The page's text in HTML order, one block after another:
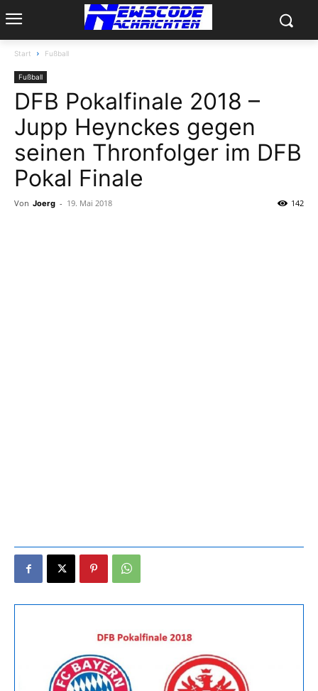
Start Fußball
Fußball
DFB Pokalfinale 2018 –
Jupp Heynckes gegen
seinen Thronfolger im DFB
Pokal Finale
Von Joerg - 19. Mai 2018 142